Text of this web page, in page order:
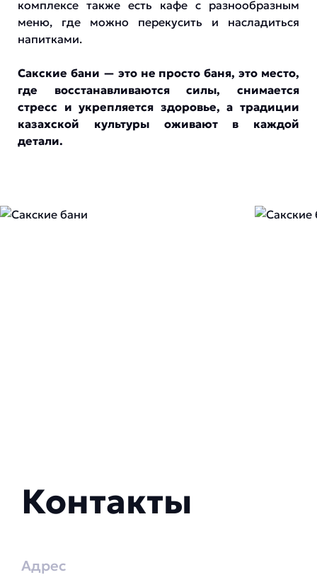
комплексе также есть кафе с разнообразным
меню, где можно перекусить и насладиться
напитками.
Сакские бани — это не просто баня, это место,
где восстанавливаются силы, снимается
стресс и укрепляется здоровье, а традиции
казахской культуры оживают в каждой
детали.
Контакты
Адрес